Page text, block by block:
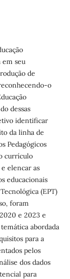
em seu
de
o
dessas
identificar
da linha de
Pedagógicos
currículo
elencar as
educacionais
(EPT)
foram
e 2023 e
abordada
para a
pelos
dos dados
para